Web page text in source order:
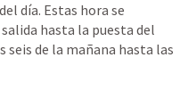
día. Estas hora se
hasta la puesta del
seis de la mañana hasta las